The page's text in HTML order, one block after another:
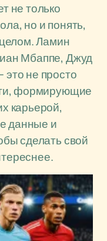
не только
но и понять,
Ламин
Мбаппе, Джуд
не просто
формирующие
карьерой,
данные и
сделать свой